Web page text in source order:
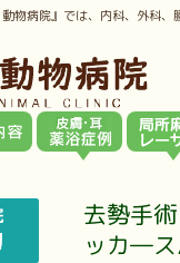
物病院』では、内科、外科
去勢手
ッカ―ス